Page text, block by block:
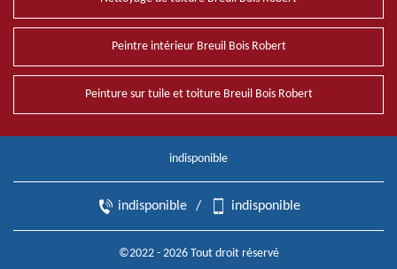
Peintre intérieur Breuil Bois Robert
Peinture sur tuile et toiture Breuil Bois Robert
indisponible
indisponible / indisponible
©2022 - 2026 Tout droit réservé